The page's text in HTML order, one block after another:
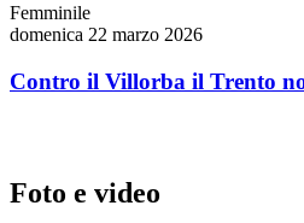
Femminile
domenica 22 marzo 2026
Contro il Villorba il Trento
Foto e video